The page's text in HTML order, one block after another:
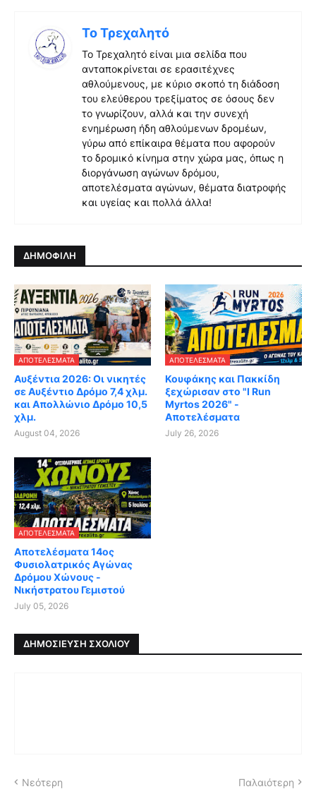
Το Τρεχαλητό
Το Τρεχαλητό είναι μια σελίδα που
ανταποκρίνεται σε ερασιτέχνες
αθλούμενους, με κύριο σκοπό τη διάδοση
του ελεύθερου τρεξίματος σε όσους δεν
το γνωρίζουν, αλλά και την συνεχή
ενημέρωση ήδη αθλούμενων δρομέων,
γύρω από επίκαιρα θέματα που αφορούν
το δρομικό κίνημα στην χώρα μας, όπως η
διοργάνωση αγώνων δρόμου,
αποτελέσματα αγώνων, θέματα διατροφής
και υγείας και πολλά άλλα!
ΔΗΜΟΦΙΛΗ
ΑΠΟΤΕΛΈΣΜΑΤΑ
Αυξέντια 2026: Οι νικητές
σε Αυξέντιο Δρόμο 7,4 χλμ.
και Απολλώνιο Δρόμο 10,5
χλμ.
August 04, 2026
ΑΠΟΤΕΛΈΣΜΑΤΑ
Κουφάκης και Πακκίδη
ξεχώρισαν στο "I Run
Myrtos 2026" -
Αποτελέσματα
July 26, 2026
ΑΠΟΤΕΛΈΣΜΑΤΑ
Αποτελέσματα 14ος
Φυσιολατρικός Αγώνας
Δρόμου Χώνους -
Νικήστρατου Γεμιστού
July 05, 2026
ΔΗΜΟΣΊΕΥΣΗ ΣΧΟΛΊΟΥ
Νεότερη Παλαιότερη